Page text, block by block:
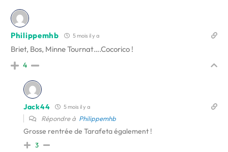
Philippemhb 5 mois il y a
Briet, Bos, Minne Tournat….Cocorico !
4
Jack44 5 mois il y a
Répondre à Philippemhb
Grosse rentrée de Tarafeta également !
3